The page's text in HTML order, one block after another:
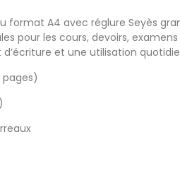
format A4 avec réglure Seyès
pour les cours, devoirs,
et une utilisation
pages)